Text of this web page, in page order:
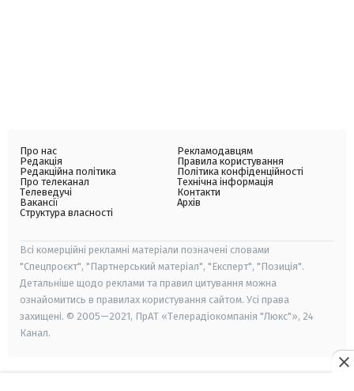
Про нас
Редакція
Редакційна політика
Про телеканал
Телеведучі
Вакансії
Структура власності
Рекламодавцям
Правила користування
Політика конфіденційності
Технічна інформація
Контакти
Архів
Всі комерційні рекламні матеріали позначені словами
"Спецпроєкт", "Партнерський матеріал", "Експерт", "Позиція".
Детальніше щодо реклами та правил цитування можна
ознайомитись в правилах користування сайтом. Усі права
захищені. © 2005—2021, ПрАТ «Телерадіокомпанія "Люкс"», 24
Канал.